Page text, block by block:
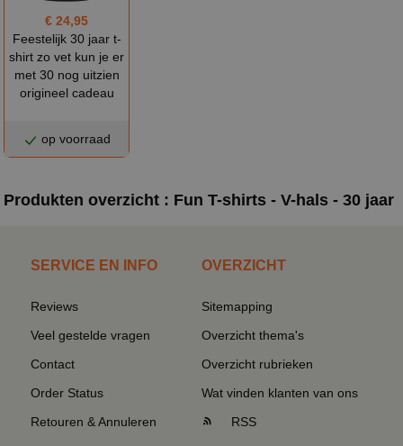
€ 24,95
Feestelijk 30 jaar t-
shirt zo vet kun je er
met 30 nog uitzien
origineel cadeau
op voorraad
Produkten overzicht : Fun T-shirts - V-hals - 30 jaar
SERVICE EN INFO
Reviews
Veel gestelde vragen
Contact
Order Status
Retouren & Annuleren
OVERZICHT
Sitemapping
Overzicht thema's
Overzicht rubrieken
Wat vinden klanten van ons
RSS